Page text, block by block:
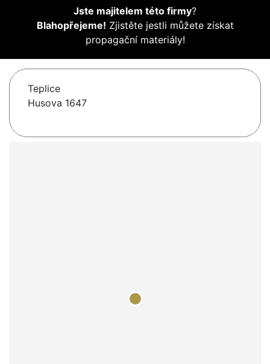
Jste majitelem této firmy?
Blahopřejeme! Zjistěte jestli můžete získat
propagační materiály!
Teplice
Husova 1647